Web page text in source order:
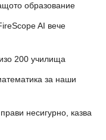
образование
AI вече
200 училища
за наши
несигурно, казва